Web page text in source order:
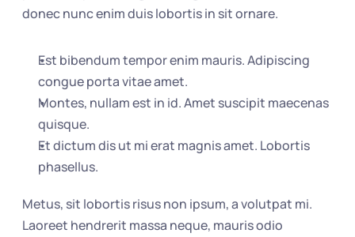
donec nunc enim duis lobortis in sit ornare.
Est bibendum tempor enim mauris. Adipiscing
congue porta vitae amet.
Montes, nullam est in id. Amet suscipit maecenas
quisque.
Et dictum dis ut mi erat magnis amet. Lobortis
phasellus.
Metus, sit lobortis risus non ipsum, a volutpat mi.
Laoreet hendrerit massa neque, mauris odio